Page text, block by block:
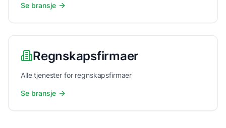
Se bransje
Regnskapsfirmaer
Alle tjenester for regnskapsfirmaer
Se bransje